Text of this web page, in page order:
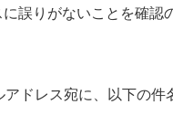
誤りがないことを確
ドレス宛に、以下の件